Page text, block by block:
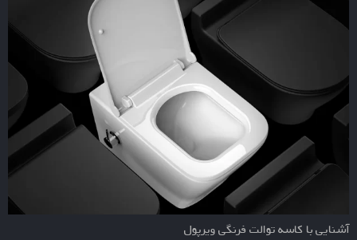
آشنایی با کاسه توالت فرنگی ویرپول